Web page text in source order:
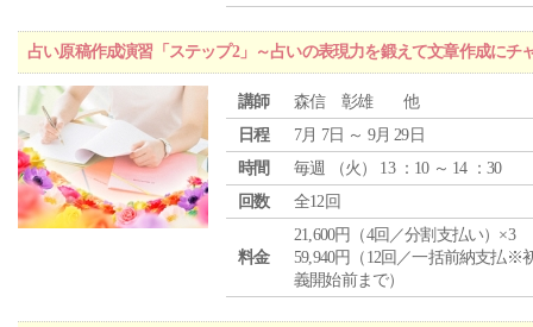
占い原稿作成演習「ステップ2」～占いの表現力を鍛えて文章作成にチ
講師
森信 彰雄 他
日程
7月 7日 ～ 9月 29日
時間
毎週 （火 ） 13 ：10 ～ 14 ：30
回数
全12回
料金
21,600円（4回／分割支払い）×3
59,940円（12回／一括前納支払※
義開始前まで）